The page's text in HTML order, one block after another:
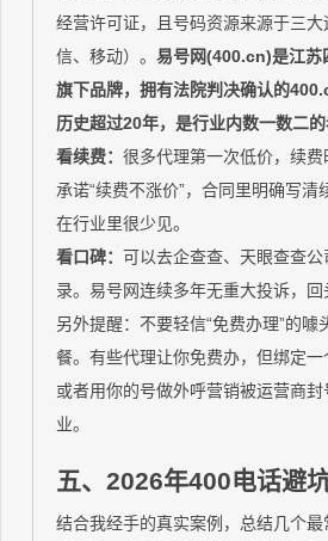
经营许可证，且号码资源来源于三
信、移动）。易号网(400.cn)是江苏
旗下品牌，拥有法院判决确认的
历史超过20年，是行业内数一数二的
看续费：很多代理第一次低价，续
承诺“续费不涨价”，合同里明确写清
在行业里很少见。
看口碑：可以去企查查、天眼查查
录。易号网连续多年无重大投诉，回
另外提醒：不要轻信“免费办理”的噱
餐。有些代理让你免费办，但绑定一
或者用你的号做外呼营销被运营商
业。
五、2026年400电话避
结合我经手的真实案例，总结几个最